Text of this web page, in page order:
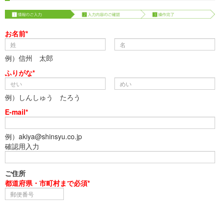
お名前*
例）信州 太郎
ふりがな*
例）しんしゅう たろう
E-mail*
例）akiya@shinsyu.co.jp
確認用入力
ご住所
都道府県・市町村まで必須*